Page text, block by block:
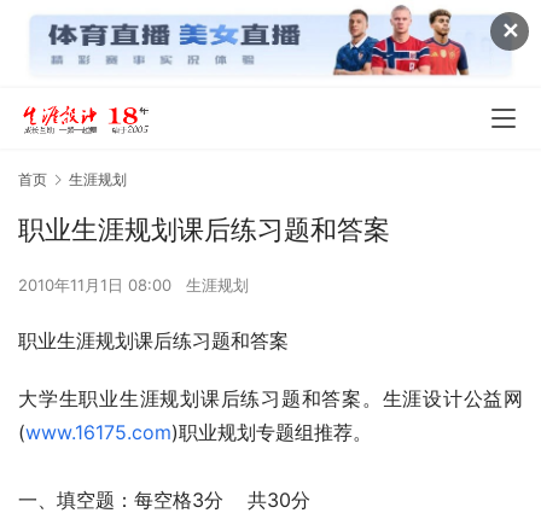
✕
首页 生涯规划
职业生涯规划课后练习题和答案
2010年11月1日 08:00 生涯规划
职业生涯规划课后练习题和答案
大学生职业生涯规划课后练习题和答案。生涯设计公益网
(www.16175.com)职业规划专题组推荐。
一、填空题：每空格3分    共30分